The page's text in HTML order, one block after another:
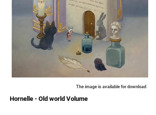
The image is available for download
Hornelle - Old world Volume